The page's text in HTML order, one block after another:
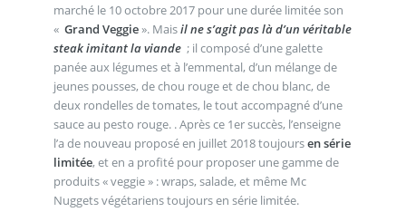
marché le 10 octobre 2017 pour une durée limitée son
« Grand Veggie». Maisil ne s’agit pas là d’un véritable
steak imitant la viande ; il composé d’une galette
panée aux légumes et à l’emmental, d’un mélange de
jeunes pousses, de chou rouge et de chou blanc, de
deux rondelles de tomates, le tout accompagné d’une
sauce au pesto rouge. . Après ce 1er succès, l’enseigne
l’a de nouveau proposé en juillet 2018 toujoursen série
limitée, et en a profité pour proposer une gamme de
produits « veggie » : wraps, salade, et même Mc
Nuggets végétariens toujours en série limitée.